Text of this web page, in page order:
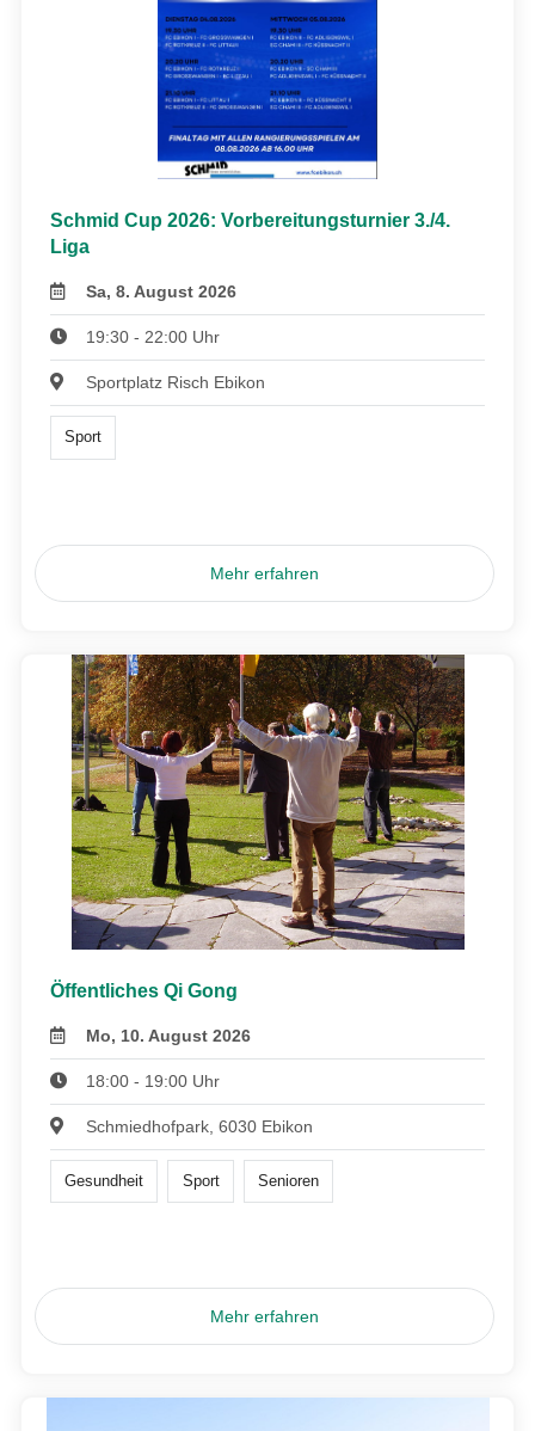
Schmid Cup 2026: Vorbereitungsturnier 3./4.
Liga
Sa, 8. August 2026
19:30 - 22:00 Uhr
Sportplatz Risch Ebikon
Sport
Mehr erfahren
Öffentliches Qi Gong
Mo, 10. August 2026
18:00 - 19:00 Uhr
Schmiedhofpark, 6030 Ebikon
Gesundheit Sport Senioren
Mehr erfahren